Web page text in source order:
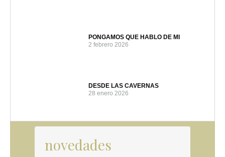
PONGAMOS QUE HABLO DE MI
2 febrero 2026
DESDE LAS CAVERNAS
28 enero 2026
novedades